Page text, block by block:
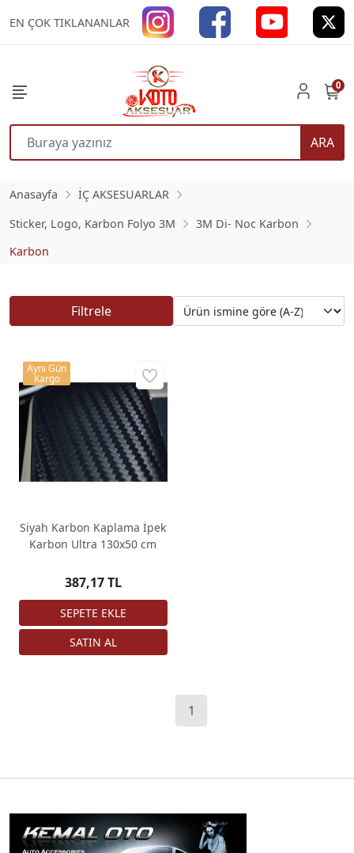
EN ÇOK TIKLANANLAR
ARA
0
Anasayfa
İÇ AKSESUARLAR
Sticker, Logo, Karbon Folyo 3M
3M Di- Noc Karbon
Karbon
Filtrele
Siyah Karbon Kaplama İpek
Karbon Ultra 130x50 cm
387,17 TL
Aynı Gün
Kargo
1